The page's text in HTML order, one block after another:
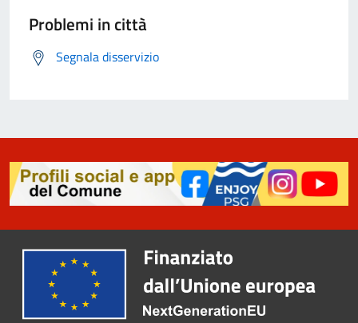
Problemi in città
Segnala disservizio